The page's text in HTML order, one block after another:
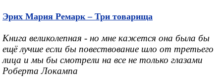
Эрих Мария Ремарк – Три товарища
Книга великолепная - но мне кажется она была бы
ещё лучше если бы повествование шло от третьего
лица и мы бы смотрели на все не только глазами
Роберта Локампа